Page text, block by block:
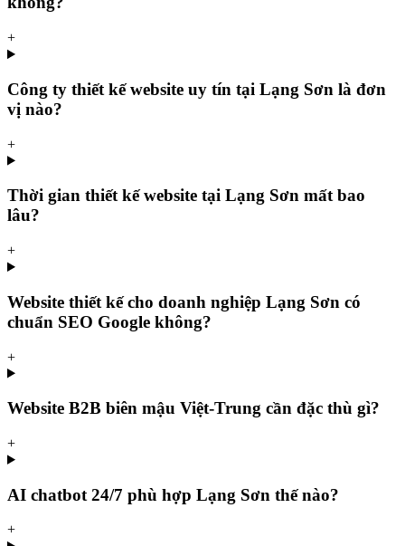
+
Công ty thiết kế website uy tín tại Lạng Sơn là đơn
vị nào?
+
Thời gian thiết kế website tại Lạng Sơn mất bao
lâu?
+
Website thiết kế cho doanh nghiệp Lạng Sơn có
chuẩn SEO Google không?
+
Website B2B biên mậu Việt-Trung cần đặc thù gì?
+
AI chatbot 24/7 phù hợp Lạng Sơn thế nào?
+